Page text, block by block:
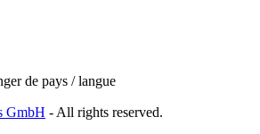
de pays / langue
GmbH - All rights reserved.